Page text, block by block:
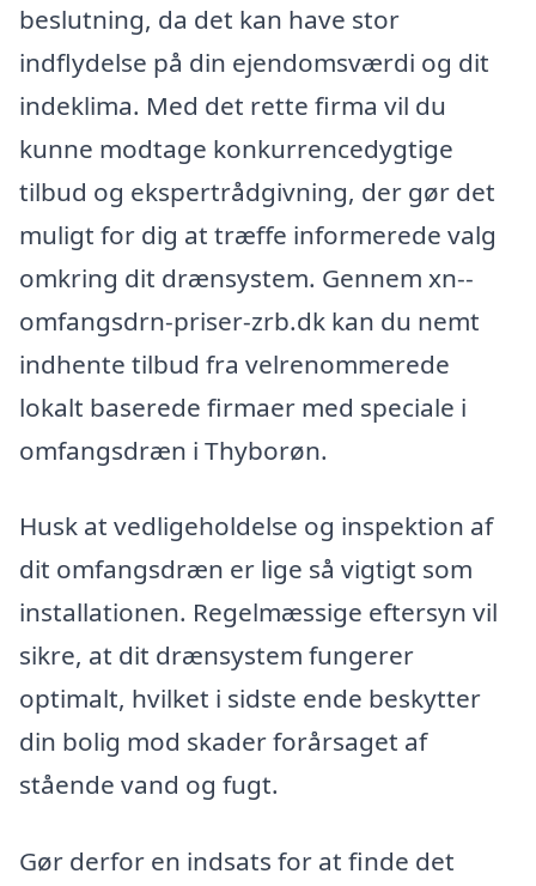
beslutning, da det kan have stor
indflydelse på din ejendomsværdi og dit
indeklima. Med det rette firma vil du
kunne modtage konkurrencedygtige
tilbud og ekspertrådgivning, der gør det
muligt for dig at træffe informerede valg
omkring dit drænsystem. Gennem xn--
omfangsdrn-priser-zrb.dk kan du nemt
indhente tilbud fra velrenommerede
lokalt baserede firmaer med speciale i
omfangsdræn i Thyborøn.
Husk at vedligeholdelse og inspektion af
dit omfangsdræn er lige så vigtigt som
installationen. Regelmæssige eftersyn vil
sikre, at dit drænsystem fungerer
optimalt, hvilket i sidste ende beskytter
din bolig mod skader forårsaget af
stående vand og fugt.
Gør derfor en indsats for at finde det